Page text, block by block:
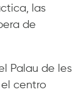
las
de
Palau de les
centro